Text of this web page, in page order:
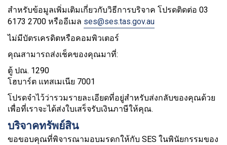
สำหรับข้อมูลเพิ่มเติมเกี่ยวกับวิธีการบริจาค โปรดติดต่อ 03
6173 2700 หรืออีเมล ses@ses.tas.gov.au
ไม่มีบัตรเครดิตหรือคอมพิวเตอร์
คุณสามารถส่งเช็คของคุณมาที่:
ตู้ ปณ. 1290
โฮบาร์ต แทสเมเนีย 7001
โปรดจำไว้ว่ารวมรายละเอียดที่อยู่สำหรับส่งกลับของคุณด้วย
เพื่อที่เราจะได้ส่งใบเสร็จรับเงินภาษีให้คุณ.
บริจาคทรัพย์สิน
ขอขอบคุณที่พิจารณามอบมรดกให้กับ SES ในพินัยกรรมของ